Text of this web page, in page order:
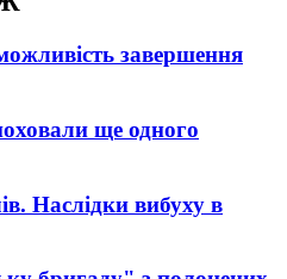
завершення
ще одного
Наслідки вибуху в